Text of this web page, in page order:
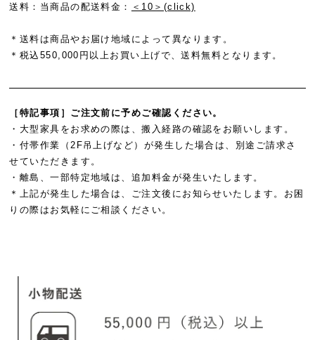
送料： 当商品の配送料金： ＜10＞(click)
＊送料は商品やお届け地域によって異なります。
＊税込550,000円以上お買い上げで、送料無料となります。
［特記事項］ご注文前に予めご確認ください。
・大型家具をお求めの際は、搬入経路の確認をお願いします。
・付帯作業（2F吊上げなど）が発生した場合は、別途ご請求さ
せていただきます。
・離島、一部特定地域は、追加料金が発生いたします。
＊上記が発生した場合は、ご注文後にお知らせいたします。お困
りの際はお気軽にご相談ください。